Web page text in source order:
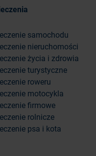
samochodu
nieruchomości
życia i zdrowia
turystyczne
roweru
motocykla
firmowe
rolnicze
psa i kota